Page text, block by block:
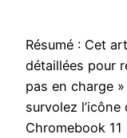
Résumé : Cet
détaillées pour
pas en charge
survolez
Chromebook